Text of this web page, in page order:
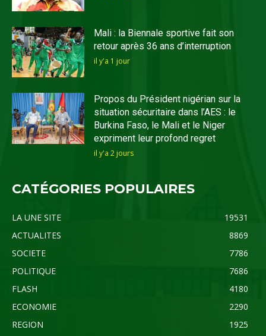
Mali : la Biennale sportive fait son
retour après 36 ans d’interruption
il y'a 1 jour
Propos du Président nigérian sur la
situation sécuritaire dans l’AES : le
Burkina Faso, le Mali et le Niger
expriment leur profond regret
il y'a 2 jours
CATÉGORIES POPULAIRES
LA UNE SITE
19531
ACTUALITES
8869
SOCIETE
7786
POLITIQUE
7686
FLASH
4180
ECONOMIE
2290
REGION
1925